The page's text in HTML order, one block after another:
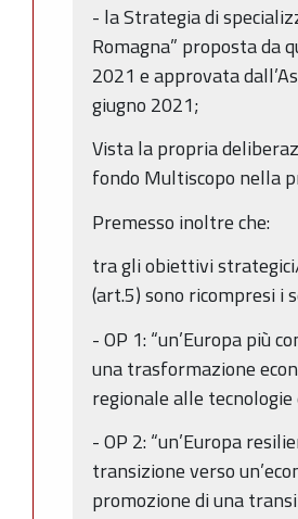
- la Strategia di
Romagna” proposta da
2021 e approvata
giugno 2021;
Vista la propria
fondo Multiscopo nella
Premesso inoltre che:
tra gli obiettivi
(art.5) sono ricompresi i
- OP 1: “un’Europa più
una trasformazione
regionale alle tecnologie
- OP 2: “un’Europa
transizione verso
promozione di una